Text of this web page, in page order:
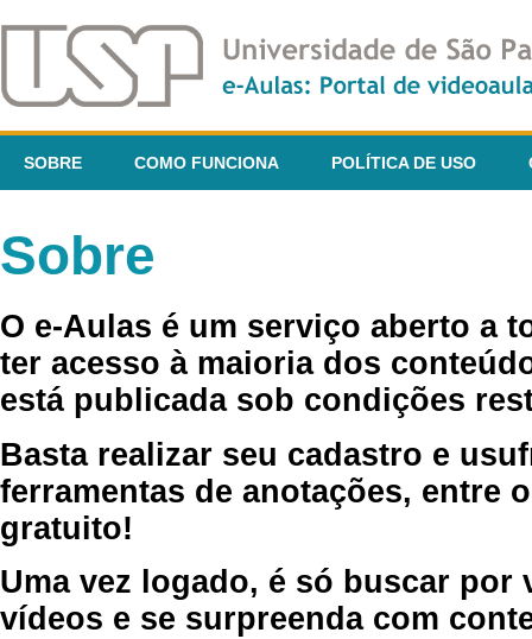
SOBRE COMO FUNCIONA POLÍTICA DE USO
Sobre
O e-Aulas é um serviço aberto a
ter acesso à maioria dos
está publicada sob condições
Basta realizar seu cadastro e
ferramentas de anotações, entre
gratuito!
Uma vez logado, é só buscar por
vídeos e se surpreenda com